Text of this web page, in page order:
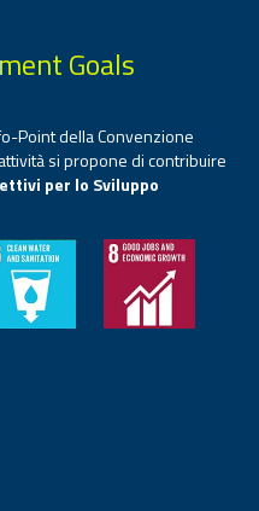
Goals
Point della Convenzione
si propone di contribuire
per lo Sviluppo